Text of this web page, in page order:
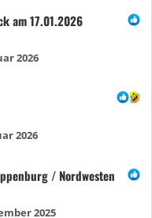
am 17.01.2026
2026
2026
/ Nordwesten
2025